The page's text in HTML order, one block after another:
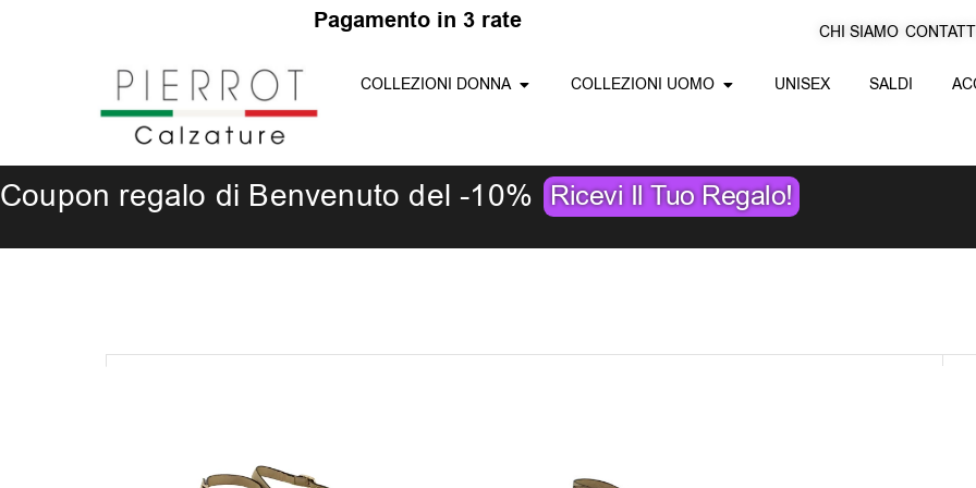
Pagamento in 3 rate CHI SIAMO
COLLEZIONI DONNA Apri Collezioni Donna
COLLEZIONI UOMO Apri Collezioni Uomo
UNISEX SALDI
Coupon regalo di Benvenuto del -10% Ricevi Il Tuo Regalo!